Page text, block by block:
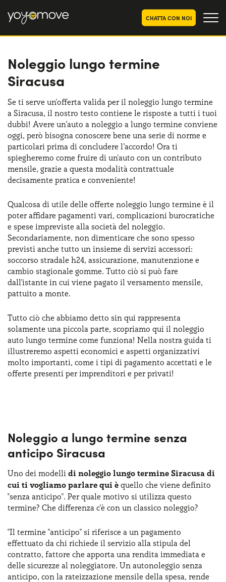
CHATTA CON NOI
OFFERTE NOLEGGIO
LUNGO TERMINE
Privati
Aziende e P.IVA
OFFERTE NOLEGGIO
CHI SIAMO
La nostra storia
Lavora con noi
COME FUNZIONA
PERCHÉ CONVIENE
Serve assistenza? 800595799
Noleggio lungo termine
Siracusa
Se ti serve un'offerta valida per il noleggio lungo termine
a Siracusa, il nostro testo contiene le risposte a tutti i tuoi
dubbi! Avere un’auto a noleggio a lungo termine conviene
oggi, però bisogna conoscere bene una serie di norme e
particolari prima di concludere l’accordo! Ora ti
spiegheremo come fruire di un'auto con un contributo
mensile, grazie a questa modalità contrattuale
decisamente pratica e conveniente!
Qualcosa di utile delle offerte noleggio lungo termine è il
poter affidare pagamenti vari, complicazioni burocratiche
e spese impreviste alla società del noleggio.
Secondariamente, non dimenticare che sono spesso
previsti anche tutto un insieme di servizi accessori:
soccorso stradale h24, assicurazione, manutenzione e
cambio stagionale gomme. Tutto ciò si può fare
dall'istante in cui viene pagato il versamento mensile,
pattuito a monte.
Tutto ciò che abbiamo detto sin qui rappresenta
solamente una piccola parte, scopriamo qui il noleggio
auto lungo termine come funziona! Nella nostra guida ti
illustreremo aspetti economici e aspetti organizzativi
molto importanti, come i tipi di pagamento accettati e le
offerte presenti per imprenditori e per privati!
Noleggio a lungo termine senza
anticipo Siracusa
Uno dei modelli di noleggio lungo termine Siracusa di
cui ti vogliamo parlare qui è quello che viene definito
"senza anticipo". Per quale motivo si utilizza questo
termine? Che differenza c'è con un classico noleggio?
"Il termine "anticipo" si riferisce a un pagamento
effettuato da chi richiede il servizio alla stipula del
contratto, fattore che apporta una rendita immediata e
delle sicurezze al noleggiatore. Un autonoleggio senza
anticipo, con la rateizzazione mensile della spesa, rende